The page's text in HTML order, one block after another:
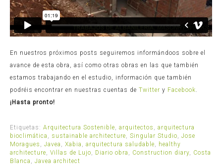
En nuestros próximos posts seguiremos informándoos sobre el
avance de esta obra, así como otras obras en las que también
estamos trabajando en el estudio, información que también
podréis encontrar en nuestras cuentas de Twitter y Facebook.
¡Hasta pronto!
Etiquetas: Arquitectura Sostenible, arquitectos , arquitectura
bioclimática , sustainable architecture, Singular Studio, Jose
Moragues , Javea , Xabia , arquitectura saludable, healthy
architecture, Villas de Lujo, Diario obra , Construction diary, Costa
Blanca , Javea architect